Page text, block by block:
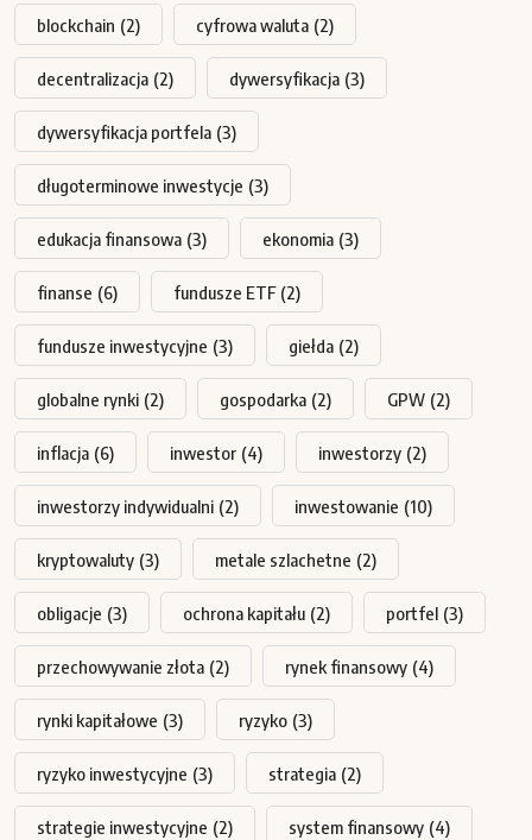
blockchain (2) cyfrowa waluta (2)
decentralizacja (2) dywersyfikacja (3)
dywersyfikacja portfela (3)
długoterminowe inwestycje (3)
edukacja finansowa (3) ekonomia (3)
finanse (6) fundusze ETF (2)
fundusze inwestycyjne (3) giełda (2)
globalne rynki (2) gospodarka (2) GPW (2)
inflacja (6) inwestor (4) inwestorzy (2)
inwestorzy indywidualni (2) inwestowanie (10)
kryptowaluty (3) metale szlachetne (2)
obligacje (3) ochrona kapitału (2) portfel (3)
przechowywanie złota (2) rynek finansowy (4)
rynki kapitałowe (3) ryzyko (3)
ryzyko inwestycyjne (3) strategia (2)
strategie inwestycyjne (2) system finansowy (4)